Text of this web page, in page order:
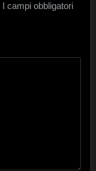
I campi obbligatori